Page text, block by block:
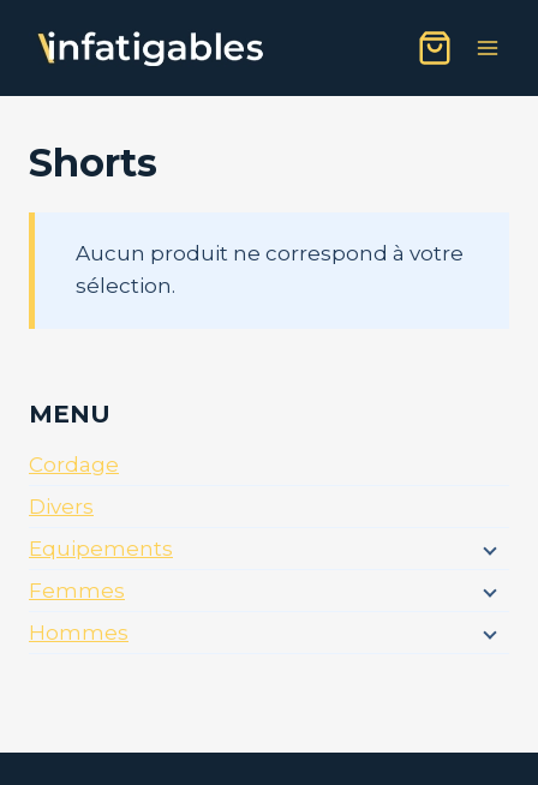
Shorts
Aucun produit ne correspond à votre
sélection.
MENU
Cordage
Divers
Equipements
Femmes
Hommes